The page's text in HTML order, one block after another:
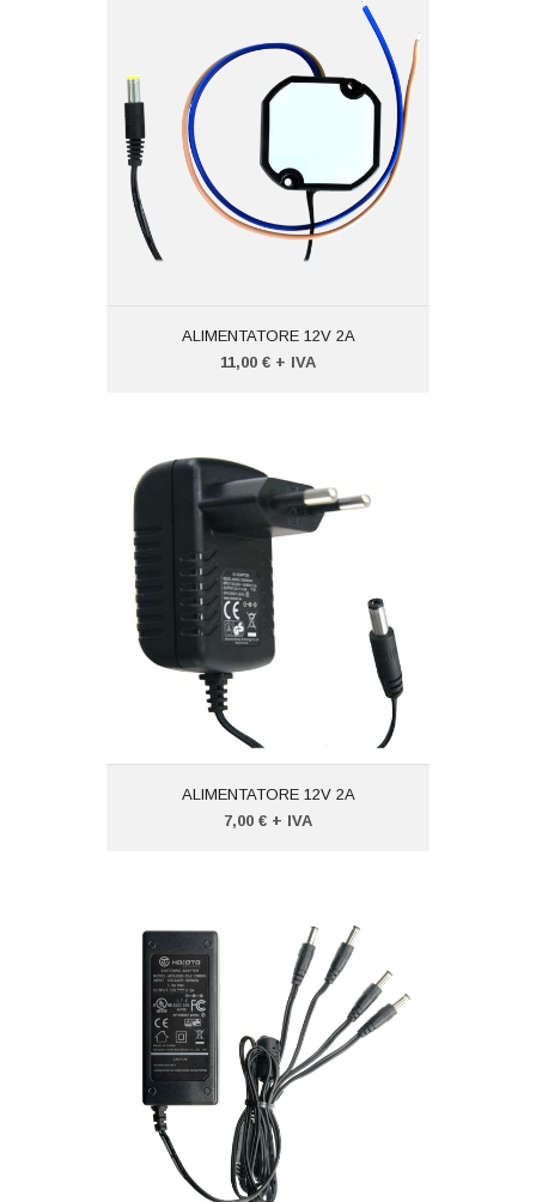
ALIMENTATORE 12V 2A
11,00 € + IVA
ALIMENTATORE 12V 2A
Codice: VTDC1220W
Peso (kg): 1,000
Produttore:
VISIOTECH
ALIMENTATORE 12V 2A
7,00 € + IVA
ALIMENTATORE 12V 2A
Codice: VTDC122A
Peso (kg): 1,000
ALIMENTATORE 12V 5A
Codice: VTDC12V5A
Peso (kg): 1,000
Produttore:
VISIOTECH